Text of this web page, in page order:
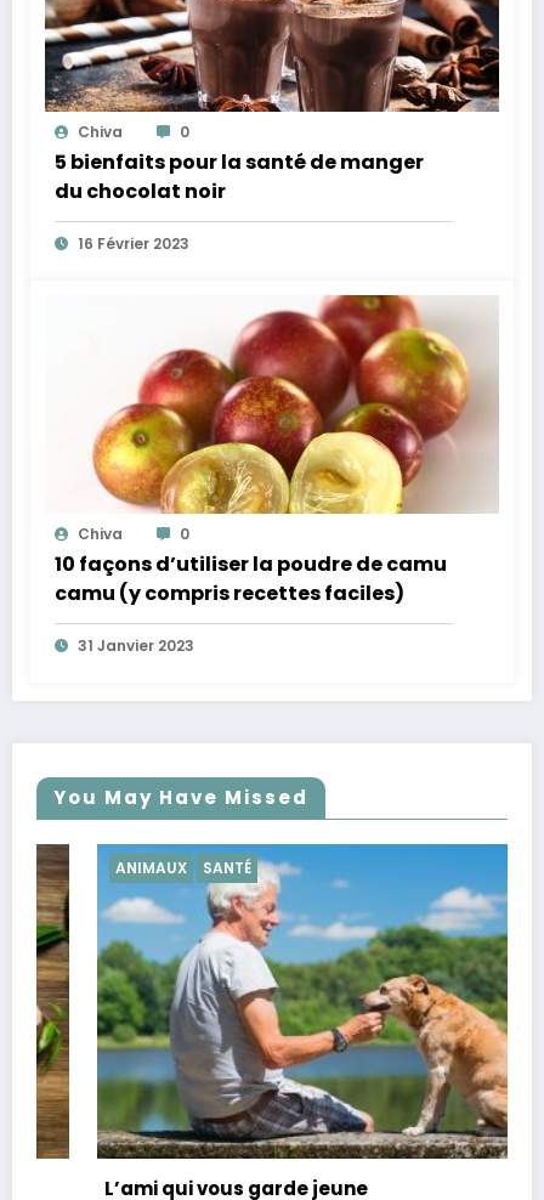
Chiva 0
5 bienfaits pour la santé de manger
du chocolat noir
16 Février 2023
Chiva 0
10 façons d’utiliser la poudre de camu
camu (y compris recettes faciles)
31 Janvier 2023
You May Have Missed
ANIMAUX SANTÉ
L’ami qui vous garde jeune